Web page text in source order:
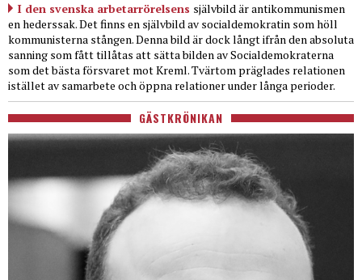
I den svenska arbetarrörelsens självbild är antikommunismen
en hederssak. Det finns en självbild av socialdemokratin som höll
kommunisterna stången. Denna bild är dock långt ifrån den absoluta
sanning som fått tillåtas att sätta bilden av Socialdemokraterna
som det bästa försvaret mot Kreml. Tvärtom präglades relationen
istället av samarbete och öppna relationer under långa perioder.
GÄSTKRÖNIKAN